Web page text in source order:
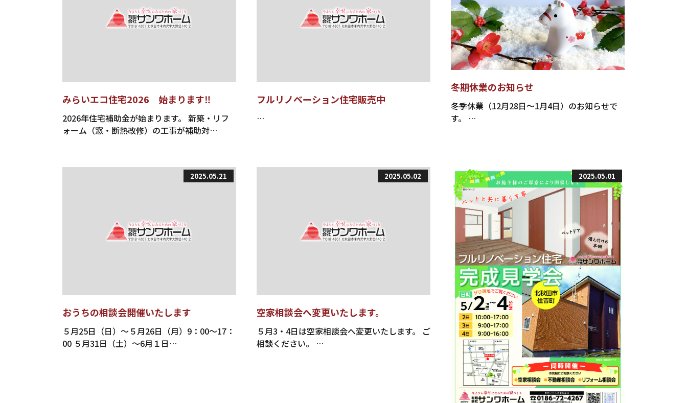
みらいエコ住宅2026 始まります‼
2026年住宅補助金が始まります。 新築・リフ
ォーム（窓・断熱改修）の工事が補助対…
フルリノベーション住宅販売中
…
冬期休業のお知らせ
冬季休業（12月28日～1月4日）のお知らせで
す。 …
2025.05.21
おうちの相談会開催いたします
５月25日（日）～５月26日（月）9：00～17：
00 ５月31日（土）～6月１日…
2025.05.02
空家相談会へ変更いたします。
５月3・4日は空家相談会へ変更いたします。 ご
相談ください。 …
2025.05.01